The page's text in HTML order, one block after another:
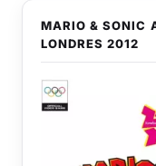
MARIO & SONIC
LONDRES 2012